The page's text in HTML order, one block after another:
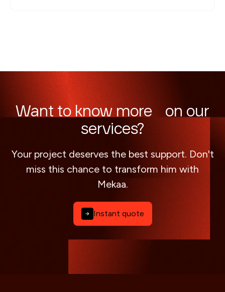
Want to know more on our
services?
Your project deserves the best support. Don't
miss this chance to transform him with
Mekaa.
Instant quote